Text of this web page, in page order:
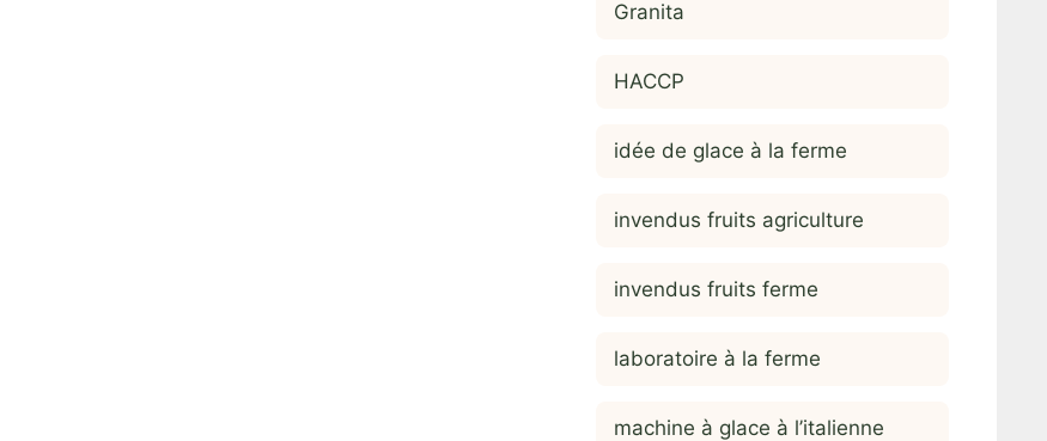
Granita
HACCP
idée de glace à la ferme
invendus fruits agriculture
invendus fruits ferme
laboratoire à la ferme
machine à glace à l’italienne